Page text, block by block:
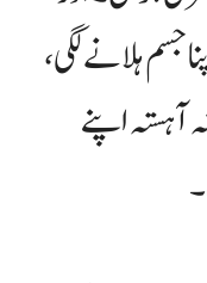
جسم ہلانے لگی،
آہستہ اپنے